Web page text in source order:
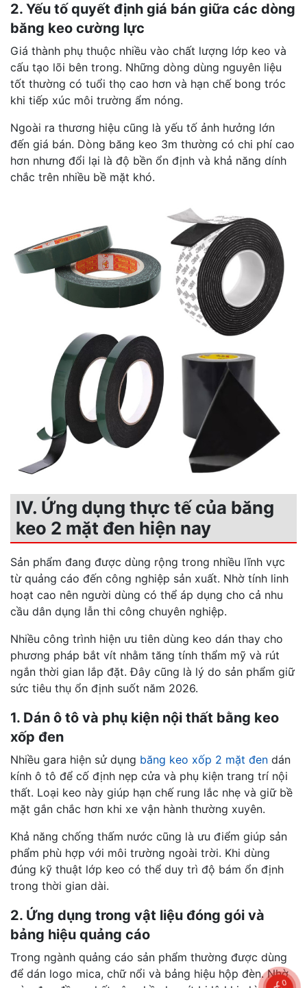
2. Yếu tố quyết định giá bán giữa các dòng
băng keo cường lực
Giá thành phụ thuộc nhiều vào chất lượng lớp keo và
cấu tạo lõi bên trong. Những dòng dùng nguyên liệu
tốt thường có tuổi thọ cao hơn và hạn chế bong tróc
khi tiếp xúc môi trường ẩm nóng.
Ngoài ra thương hiệu cũng là yếu tố ảnh hưởng lớn
đến giá bán. Dòng băng keo 3m thường có chi phí cao
hơn nhưng đổi lại là độ bền ổn định và khả năng dính
chắc trên nhiều bề mặt khó.
IV. Ứng dụng thực tế của băng
keo 2 mặt đen hiện nay
Sản phẩm đang được dùng rộng trong nhiều lĩnh vực
từ quảng cáo đến công nghiệp sản xuất. Nhờ tính linh
hoạt cao nên người dùng có thể áp dụng cho cả nhu
cầu dân dụng lẫn thi công chuyên nghiệp.
Nhiều công trình hiện ưu tiên dùng keo dán thay cho
phương pháp bắt vít nhằm tăng tính thẩm mỹ và rút
ngắn thời gian lắp đặt. Đây cũng là lý do sản phẩm giữ
sức tiêu thụ ổn định suốt năm 2026.
1. Dán ô tô và phụ kiện nội thất bằng keo
xốp đen
Nhiều gara hiện sử dụng băng keo xốp 2 mặt đen dán
kính ô tô để cố định nẹp cửa và phụ kiện trang trí nội
thất. Loại keo này giúp hạn chế rung lắc nhẹ và giữ bề
mặt gắn chắc hơn khi xe vận hành thường xuyên.
Khả năng chống thấm nước cũng là ưu điểm giúp sản
phẩm phù hợp với môi trường ngoài trời. Khi dùng
đúng kỹ thuật lớp keo có thể duy trì độ bám ổn định
trong thời gian dài.
2. Ứng dụng trong vật liệu đóng gói và
bảng hiệu quảng cáo
Trong ngành quảng cáo sản phẩm thường được dùng
để dán logo mica, chữ nổi và bảng hiệu hộp đèn. Nhờ
0